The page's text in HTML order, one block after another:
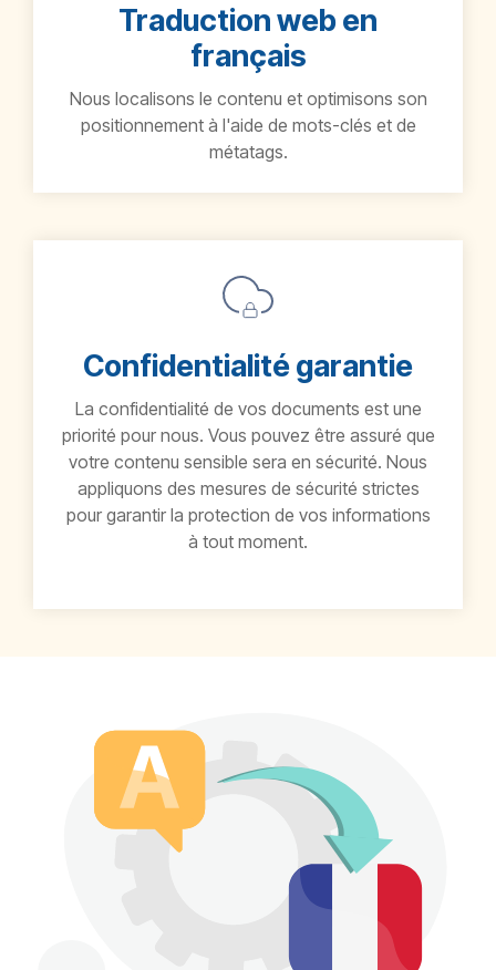
Traduction web en
français
Nous localisons le contenu et optimisons son
positionnement à l'aide de mots-clés et de
métatags.
Confidentialité garantie
La confidentialité de vos documents est une
priorité pour nous. Vous pouvez être assuré que
votre contenu sensible sera en sécurité. Nous
appliquons des mesures de sécurité strictes
pour garantir la protection de vos informations
à tout moment.